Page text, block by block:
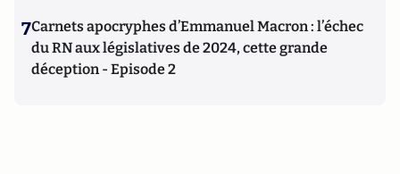
7Carnets apocryphes d’Emmanuel Macron : l’échec
du RN aux législatives de 2024, cette grande
déception - Episode 2